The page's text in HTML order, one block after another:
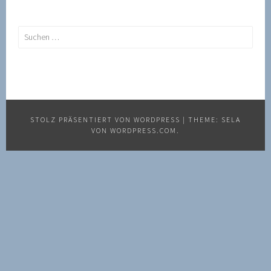
Suchen
STOLZ PRÄSENTIERT VON WORDPRESS | THEME: SELA
VON WORDPRESS.COM